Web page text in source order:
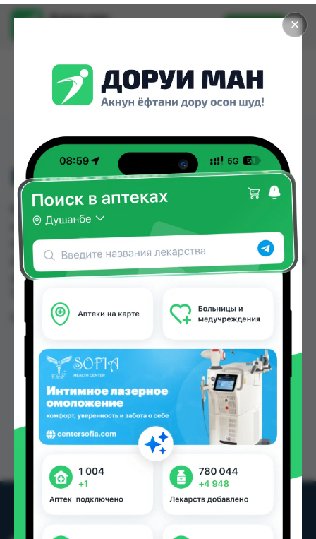
✕
Доруи ман
Установить
ВИКРИЛ 2 (5М)
ВИКРИЛ 2 (5М) можно купить или заказать в
аптеках, Амирӣ, Аптека Нур (Nur), Арча, Арча
(медтехник), Дорухона +7, Дорухона Махсус,
Дорухона махсус (Якачинор) по цене от 9.00 TJS
до 132.00 TJS в Душанбе и других городах
Цена: от9.00 TJS